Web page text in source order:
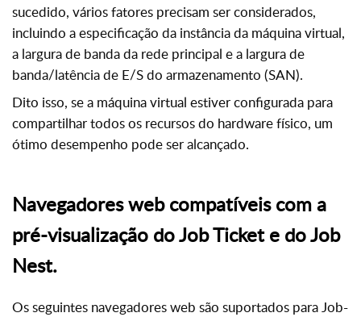
sucedido, vários fatores precisam ser considerados,
incluindo a especificação da instância da máquina virtual,
a largura de banda da rede principal e a largura de
banda/latência de E/S do armazenamento (SAN).
Dito isso, se a máquina virtual estiver configurada para
compartilhar todos os recursos do hardware físico, um
ótimo desempenho pode ser alcançado.
Navegadores web compatíveis com a
pré-visualização do Job Ticket e do Job
Nest.
Os seguintes navegadores web são suportados para Job-